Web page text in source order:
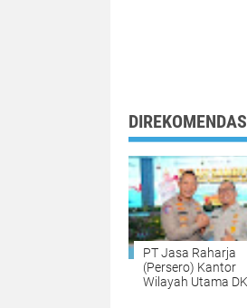
PT Jasa Raharja
(Persero) Kantor
Wilayah Utama